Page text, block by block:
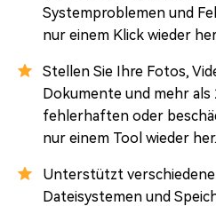
Systemproblemen und
nur einem Klick wieder
Stellen Sie Ihre Fotos,
Dokumente und mehr als
fehlerhaften oder
nur einem Tool wieder her.
Unterstützt
Dateisystemen und